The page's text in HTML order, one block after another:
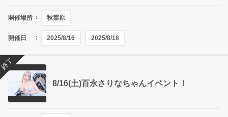
開催場所 秋葉原
開催日 2025/8/16 2025/8/16
8/16(土)百永さりなちゃんイベント！
終了